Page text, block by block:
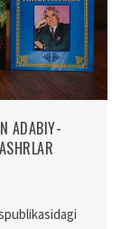
ADABIY-